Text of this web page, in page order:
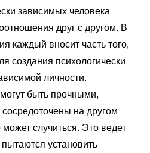
зависимых человека
друг с другом. В
каждый вносит часть того,
создания психологически
личности.
быть прочными,
сосредоточены на другом
случиться. Это ведет
установить